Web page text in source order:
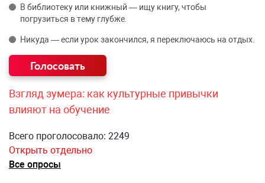
В библиотеку или книжный — ищу книгу, чтобы
погрузиться в тему глубже.
Никуда — если урок закончился, я переключаюсь на отдых.
Взгляд зумера: как культурные привычки
влияют на обучение
Всего проголосовало: 2249
Открыть отдельно
Все опросы